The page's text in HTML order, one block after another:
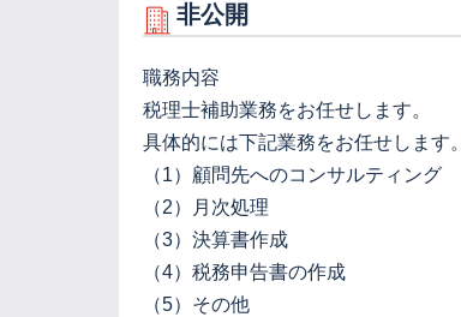
非公開
職務内容
税理士補助業務をお任せします。
具体的には下記業務をお任せします。
（1）顧問先へのコンサルティング
（2）月次処理
（3）決算書作成
（4）税務申告書の作成
（5）その他